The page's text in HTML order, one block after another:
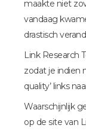
maakte niet
vandaag
drastisch
Link Research
zodat je indien
quality’ links
Waarschijnlijk
op de site van